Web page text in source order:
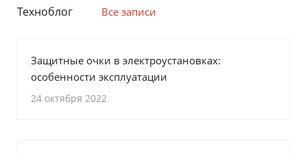
Техноблог Все записи
Защитные очки в электроустановках:
особенности эксплуатации
24 октября 2022